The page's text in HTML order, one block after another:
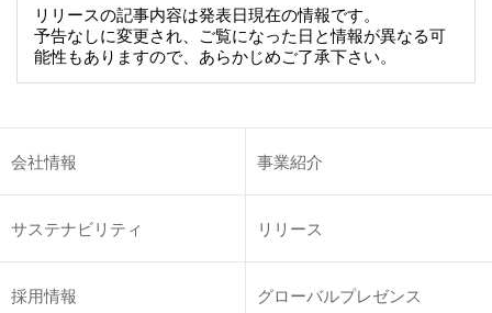
リリースの記事内容は発表日現在の情報です。
予告なしに変更され、ご覧になった日と情報が異なる可
能性もありますので、あらかじめご了承下さい。
会社情報 事業紹介
サステナビリティ リリース
採用情報 グローバルプレゼンス